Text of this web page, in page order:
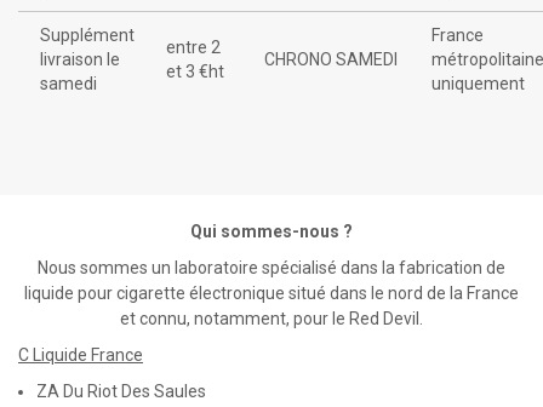
Supplément
livraison le
samedi
entre 2
et 3 €ht
CHRONO SAMEDI
France
métropolitaine
uniquement
Qui sommes-nous ?
Nous sommes un laboratoire spécialisé dans la fabrication de
liquide pour cigarette électronique situé dans le nord de la France
et connu, notamment, pour le Red Devil.
C Liquide France
ZA Du Riot Des Saules